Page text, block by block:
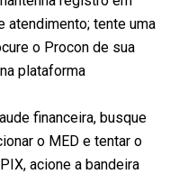
tente uma
o Procon de sua
plataforma
financeira, busque
o MED e tentar o
acione a bandeira